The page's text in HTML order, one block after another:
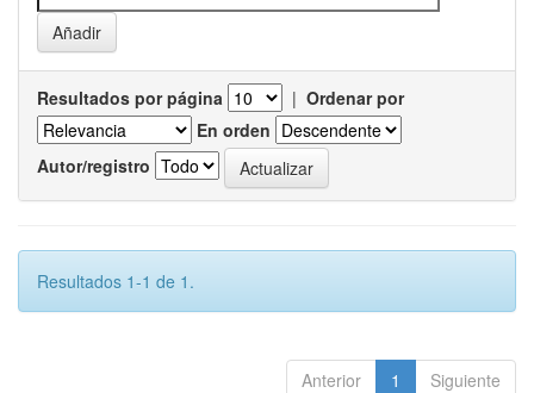
Resultados por página | Ordenar por
En orden
Autor/registro
Resultados 1-1 de 1.
Anterior 1 Siguiente